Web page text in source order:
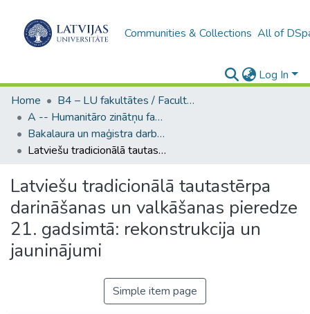
Communities & Collections All of
Log In
Home
B4 – LU fakultātes / Faculties of the UL
A -- Humanitāro zinātņu fakultāte / Faculty of Humanities
Bakalaura un maģistra darbi (HZF) / Bachelor's and Master's theses
Latviešu tradicionālā tautastērpa darināšanas un valkāšanas pieredze 21. gadsimtā: rekonstrukcija un jauninājumi
Latviešu tradicionālā tautastērpa
darināšanas un valkāšanas pieredze
21. gadsimtā: rekonstrukcija un
jauninājumi
Simple item page